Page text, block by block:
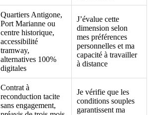
Quartiers Antigone,
Port Marianne ou
centre historique,
accessibilité
tramway,
alternatives 100%
digitales
J’évalue cette
dimension selon
mes préférences
personnelles et ma
capacité à travailler
à distance
Contrat à
reconduction tacite
sans engagement,
Je vérifie que les
conditions souples
garantissent ma